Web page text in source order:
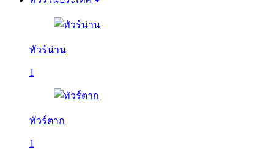
ทัวร์น่าน
1
ทัวร์ตาก
1